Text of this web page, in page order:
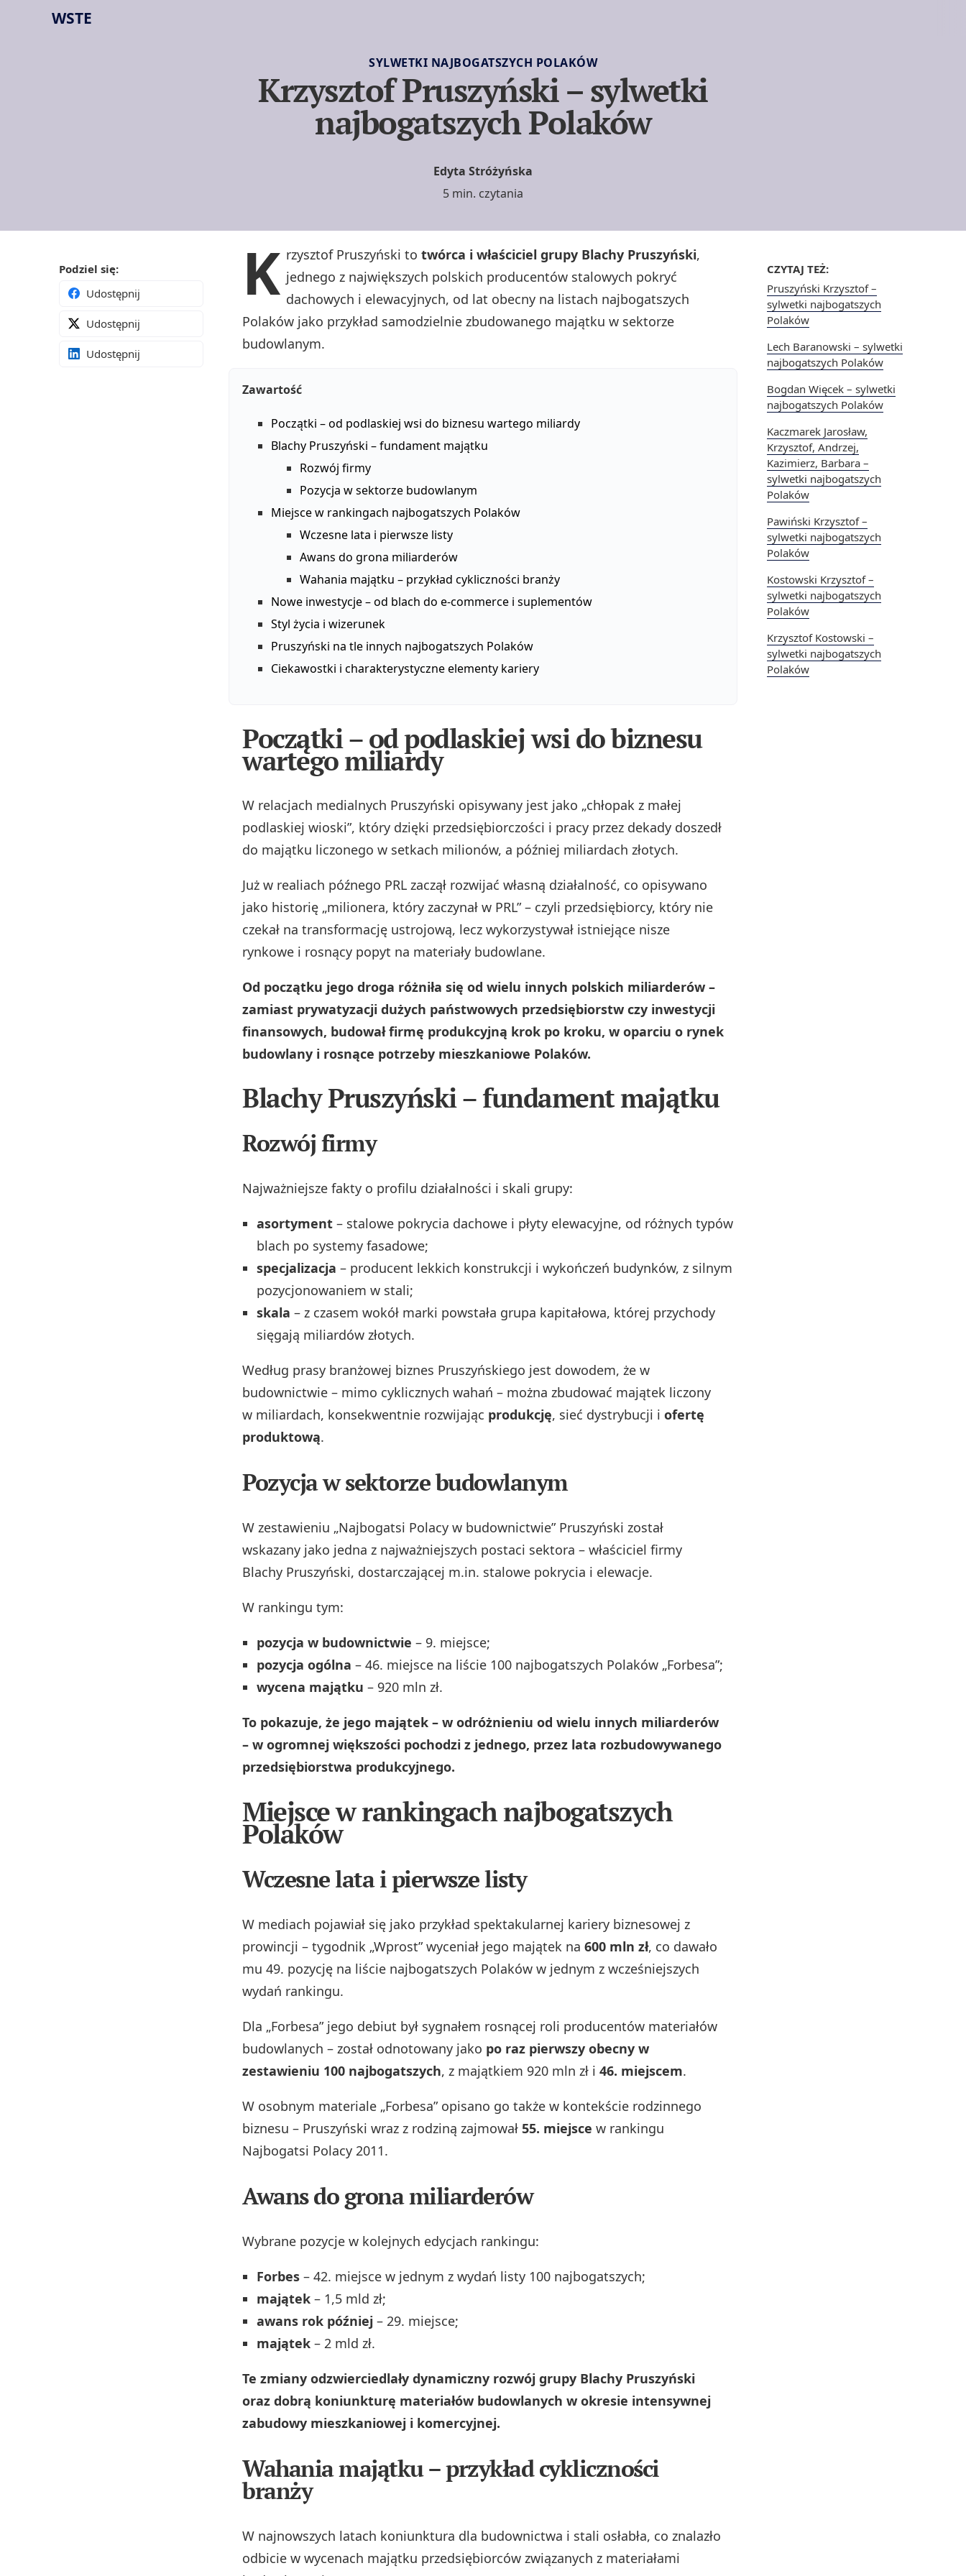
WSTE
SYLWETKI NAJBOGATSZYCH POLAKÓW
Krzysztof Pruszyński – sylwetki
najbogatszych Polaków
Edyta Stróżyńska
5 min. czytania
CZYTAJ TEŻ:
Pruszyński Krzysztof –
sylwetki najbogatszych
Polaków
Lech Baranowski – sylwetki
najbogatszych Polaków
Bogdan Więcek – sylwetki
najbogatszych Polaków
Kaczmarek Jarosław,
Krzysztof, Andrzej,
Kazimierz, Barbara –
sylwetki najbogatszych
Polaków
Pawiński Krzysztof –
sylwetki najbogatszych
Polaków
Kostowski Krzysztof –
sylwetki najbogatszych
Polaków
Krzysztof Kostowski –
sylwetki najbogatszych
Polaków
Podziel się:
Udostępnij
Udostępnij
Udostępnij
K rzysztof Pruszyński to twórca i właściciel grupy Blachy Pruszyński,
jednego z największych polskich producentów stalowych pokryć
dachowych i elewacyjnych, od lat obecny na listach najbogatszych
Polaków jako przykład samodzielnie zbudowanego majątku w sektorze
budowlanym.
Zawartość
Początki – od podlaskiej wsi do biznesu wartego miliardy
Blachy Pruszyński – fundament majątku
Rozwój firmy
Pozycja w sektorze budowlanym
Miejsce w rankingach najbogatszych Polaków
Wczesne lata i pierwsze listy
Awans do grona miliarderów
Wahania majątku – przykład cykliczności branży
Nowe inwestycje – od blach do e-commerce i suplementów
Styl życia i wizerunek
Pruszyński na tle innych najbogatszych Polaków
Ciekawostki i charakterystyczne elementy kariery
Początki – od podlaskiej wsi do biznesu
wartego miliardy
W relacjach medialnych Pruszyński opisywany jest jako „chłopak z małej
podlaskiej wioski”, który dzięki przedsiębiorczości i pracy przez dekady doszedł
do majątku liczonego w setkach milionów, a później miliardach złotych.
Już w realiach późnego PRL zaczął rozwijać własną działalność, co opisywano
jako historię „milionera, który zaczynał w PRL” – czyli przedsiębiorcy, który nie
czekał na transformację ustrojową, lecz wykorzystywał istniejące nisze
rynkowe i rosnący popyt na materiały budowlane.
Od początku jego droga różniła się od wielu innych polskich miliarderów –
zamiast prywatyzacji dużych państwowych przedsiębiorstw czy inwestycji
finansowych, budował firmę produkcyjną krok po kroku, w oparciu o rynek
budowlany i rosnące potrzeby mieszkaniowe Polaków.
Blachy Pruszyński – fundament majątku
Rozwój firmy
Najważniejsze fakty o profilu działalności i skali grupy:
asortyment – stalowe pokrycia dachowe i płyty elewacyjne, od różnych typów
blach po systemy fasadowe;
specjalizacja – producent lekkich konstrukcji i wykończeń budynków, z silnym
pozycjonowaniem w stali;
skala – z czasem wokół marki powstała grupa kapitałowa, której przychody
sięgają miliardów złotych.
Według prasy branżowej biznes Pruszyńskiego jest dowodem, że w
budownictwie – mimo cyklicznych wahań – można zbudować majątek liczony
w miliardach, konsekwentnie rozwijając produkcję, sieć dystrybucji i ofertę
produktową.
Pozycja w sektorze budowlanym
W zestawieniu „Najbogatsi Polacy w budownictwie” Pruszyński został
wskazany jako jedna z najważniejszych postaci sektora – właściciel firmy
Blachy Pruszyński, dostarczającej m.in. stalowe pokrycia i elewacje.
W rankingu tym:
pozycja w budownictwie – 9. miejsce;
pozycja ogólna – 46. miejsce na liście 100 najbogatszych Polaków „Forbesa”;
wycena majątku – 920 mln zł.
To pokazuje, że jego majątek – w odróżnieniu od wielu innych miliarderów
– w ogromnej większości pochodzi z jednego, przez lata rozbudowywanego
przedsiębiorstwa produkcyjnego.
Miejsce w rankingach najbogatszych
Polaków
Wczesne lata i pierwsze listy
W mediach pojawiał się jako przykład spektakularnej kariery biznesowej z
prowincji – tygodnik „Wprost” wyceniał jego majątek na 600 mln zł, co dawało
mu 49. pozycję na liście najbogatszych Polaków w jednym z wcześniejszych
wydań rankingu.
Dla „Forbesa” jego debiut był sygnałem rosnącej roli producentów materiałów
budowlanych – został odnotowany jako po raz pierwszy obecny w
zestawieniu 100 najbogatszych, z majątkiem 920 mln zł i 46. miejscem.
W osobnym materiale „Forbesa” opisano go także w kontekście rodzinnego
biznesu – Pruszyński wraz z rodziną zajmował 55. miejsce w rankingu
Najbogatsi Polacy 2011.
Awans do grona miliarderów
Wybrane pozycje w kolejnych edycjach rankingu:
Forbes – 42. miejsce w jednym z wydań listy 100 najbogatszych;
majątek – 1,5 mld zł;
awans rok później – 29. miejsce;
majątek – 2 mld zł.
Te zmiany odzwierciedlały dynamiczny rozwój grupy Blachy Pruszyński
oraz dobrą koniunkturę materiałów budowlanych w okresie intensywnej
zabudowy mieszkaniowej i komercyjnej.
Wahania majątku – przykład cykliczności
branży
W najnowszych latach koniunktura dla budownictwa i stali osłabła, co znalazło
odbicie w wycenach majątku przedsiębiorców związanych z materiałami